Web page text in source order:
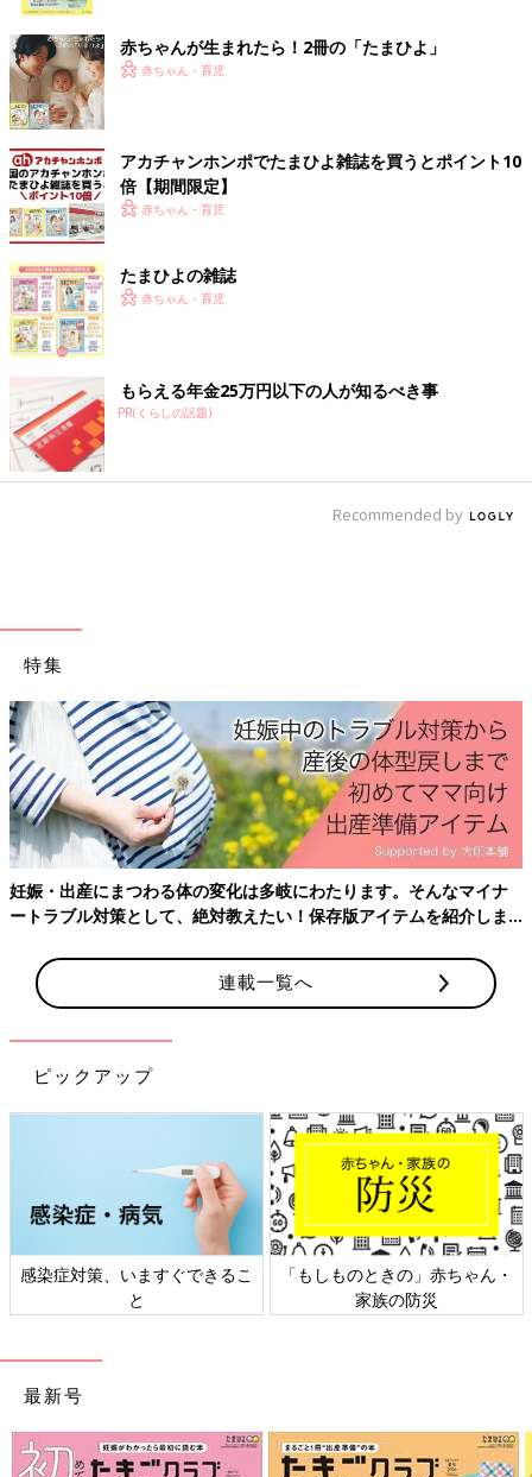
うに思います。
これは通常学級でも同じです。読解力を高めるために、『朝読
書』を行っている小学校は多いですね。今の日本の小学生の２割
は読むのが苦手というデータがあるので、その子たちにとって朝
読書の時間は苦痛でしかありません。でも、その子どもたちの中
には、聞くことで読解力を高められる子がいます。本は必ずしも
読むものではなく、朗読を聞くのでもいい。そんなふうに学び方
の多様性を広げていく必要があります」（工藤校長）
障害者支援のために、日本の社会全体で解決すべき課題について
も、意見交換がありました。
の課題だと考えています。和訳すると『調整、適応、おもてな
し』といった意味ですが、工藤校長のお話にあったように、子ど
もたちが試行錯誤して自分なりの学び方を見つけるための選択肢
をたくさん用意する、つまり、学び方を調整することが日本の教
通常学級に通う多数派の子どもたちへのアコモデーションが充実
たとえば、今の学校では夜型の子どもは圧倒的に不利で、適応が
ごいハードルになってしまう。でも、脳の働き方には個性があっ
て、朝はゆっくり起きたほうが効率的に学習できる『夜型クロノ
タイプ』の子もいます。学校生活にコアタイムを設けて、登校時
間は前後２時間くらい幅を持たせるなどのフレキシブルな対応が
可能になれば、学校にきちんと通える子どもが増えるはずです。
『ニューロダイバーシティ（※１）』の考え方を、教育現場が受
け入れるべきときにきているのです。
もちろん、多様な選択肢があっても苦戦してしまう子どもはいま
ブルアコモデーション（※２）」と言うべきです。これがこれか
ら求められる特別支援のあり方だと思います」（村中先生）
※１neuro（脳・神経）とdiversity（多様性）が組み合わされて生
まれた言葉。「脳や神経、それに由来する個人レベルでのさまざ
を社会の中で生かしていく」という考え方
※２ 和訳すると「合理的配慮」。障害のある人（子ども）が社
会で生きやすくなるよう、ルールを柔軟に変えるなど平等な機会
を確保すること。2006年に採択された国連の障害者権利条約に
盛り込まれた考え方
親が常に警察官や裁判官の役割を担っていると、子
健常児、障害児の区別なく、子どもたちが自分らしく学ぶ機会を
得るには、日本の教育のしくみを変えなければいけない、という
のが工藤校長、村中先生共通の意見です。
赤ちゃんが生まれたら！2冊の「たまひよ」
赤ちゃん・育児
アカチャンホンポでたまひよ雑誌を買うとポイント10
倍【期間限定】
赤ちゃん・育児
たまひよの雑誌
赤ちゃん・育児
もらえる年金25万円以下の人が知るべき事
PR(くらしの話題)
Recommended by
特集
妊娠・出産にまつわる体の変化は多岐にわたります。そんなマイナ
ートラブル対策として、絶対教えたい！保存版アイテムを紹介しま
連載一覧へ
ピックアップ
感染症対策、いますぐできるこ
と
「もしものときの」赤ちゃん・
家族の防災
最新号